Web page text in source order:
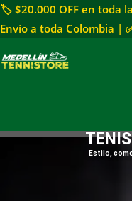
🏷 $20.000 OFF en toda
Envío a toda Colombia |
Estilo,